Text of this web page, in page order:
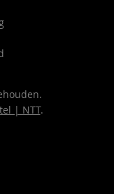
| NTT.